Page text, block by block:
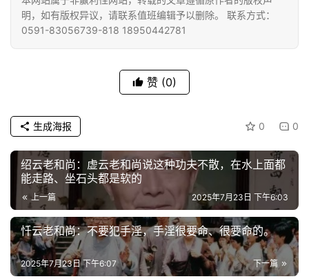
访
谈
题
公
益
慈
善
明，如有版权异议，请联系值班编辑予以删除。 联系方式：
0591-83056739-818 18950442781
赞 (0)
0 0
生成海报
绍云老和尚：虚云老和尚说这种功夫不散，在水上面都
能走路、坐石头都是软的
上一篇 2025年7月23日 下午6:03
忏云老和尚：不要犯手淫，手淫很要命、很要命的。
下一篇
2025年7月23日 下午6:07